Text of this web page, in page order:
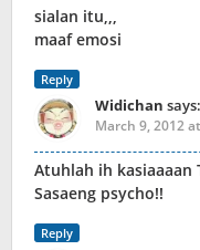
sialan itu,,,
maaf emosi
Reply
Widichan says:
March 9, 2012
Atuhlah ih kasiaaaan
Sasaeng psycho!!
Reply